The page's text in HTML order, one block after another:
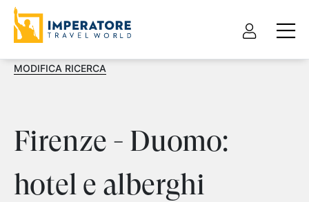
MODIFICA RICERCA
Firenze - Duomo:
hotel e alberghi